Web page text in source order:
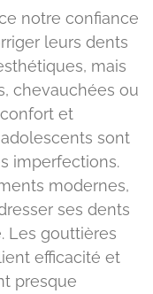
notre confiance
leurs dents
mais
chevauchées ou
et
sont
imperfections.
modernes,
ses dents
Les gouttières
efficacité et
presque